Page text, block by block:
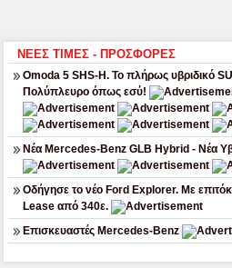
ΝΕΕΣ ΤΙΜΕΣ - ΠΡΟΣΦΟΡΕΣ
Omoda 5 SHS-H. Το πλήρως υβριδικό
Πολύπλευρο όπως εσύ!
Νέα Mercedes-Benz GLB Hybrid - Νέα
Οδήγησε το νέο Ford Explorer. Με
Lease από 340ε.
Επισκευαστές Mercedes-Benz